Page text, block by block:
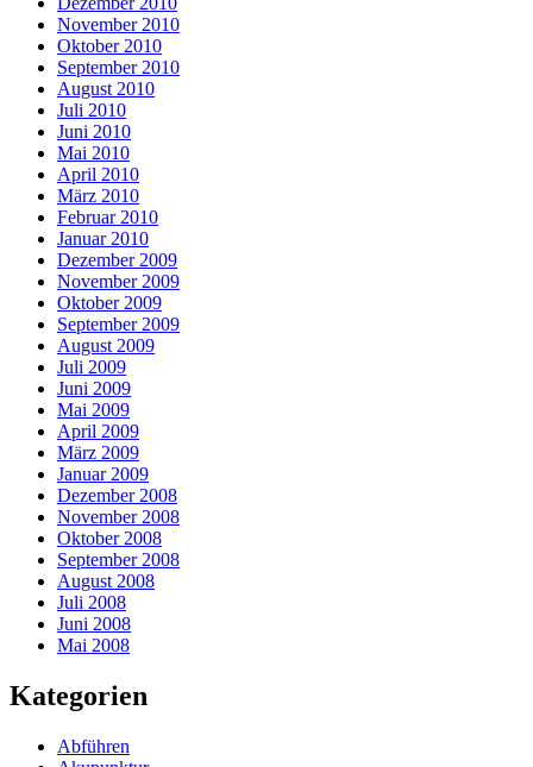
November 2010
Oktober 2010
September 2010
August 2010
Juli 2010
Juni 2010
Mai 2010
April 2010
März 2010
Februar 2010
Januar 2010
Dezember 2009
November 2009
Oktober 2009
September 2009
August 2009
Juli 2009
Juni 2009
Mai 2009
April 2009
März 2009
Januar 2009
Dezember 2008
November 2008
Oktober 2008
September 2008
August 2008
Juli 2008
Juni 2008
Mai 2008
Kategorien
Abführen